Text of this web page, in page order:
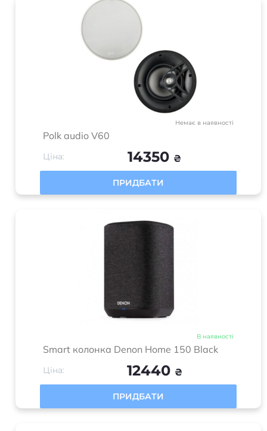
Немає в наявності
Polk audio V60
Ціна: 14350 ₴
ПРИДБАТИ
В наявності
Smart колонка Denon Home 150 Black
Ціна: 12440 ₴
ПРИДБАТИ